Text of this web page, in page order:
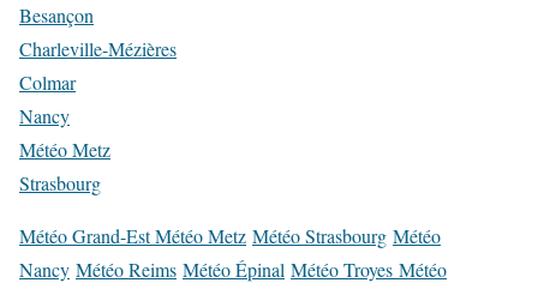
Besançon
Charleville-Mézières
Colmar
Nancy
Météo Metz
Strasbourg
Météo Grand-Est Météo Metz Météo Strasbourg Météo
Nancy Météo Reims Météo Épinal Météo Troyes Météo